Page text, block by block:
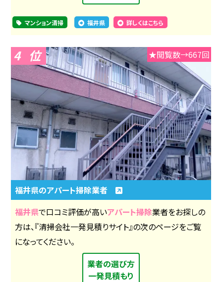
マンション清掃 福井県 詳しくはこちら
4 ★閲覧数→667回
福井県のアパート掃除業者
福井県で口コミ評価が高いアパート掃除業者をお探しの
方は、『清掃会社一発見積りサイト』の次のページをご覧
になってください。
業者の選び方
一発見積もり